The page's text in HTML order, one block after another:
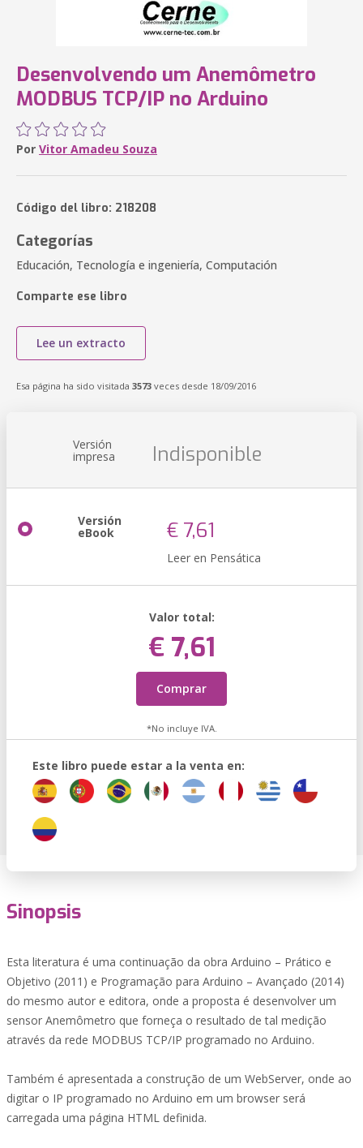
Desenvolvendo um Anemômetro
MODBUS TCP/IP no Arduino
Por Vitor Amadeu Souza
Código del libro: 218208
Categorías
Educación, Tecnología e ingeniería, Computación
Comparte ese libro
Lee un extracto
Esa página ha sido visitada 3573 veces desde 18/09/2016
Versión
impresa Indisponible
Versión
eBook € 7,61
Leer en Pensática
Valor total:
€ 7,61
Comprar
*No incluye IVA.
Este libro puede estar a la venta en:
Sinopsis
Esta literatura é uma continuação da obra Arduino – Prático e
Objetivo (2011) e Programação para Arduino – Avançado (2014)
do mesmo autor e editora, onde a proposta é desenvolver um
sensor Anemômetro que forneça o resultado de tal medição
através da rede MODBUS TCP/IP programado no Arduino.
Também é apresentada a construção de um WebServer, onde ao
digitar o IP programado no Arduino em um browser será
carregada uma página HTML definida.